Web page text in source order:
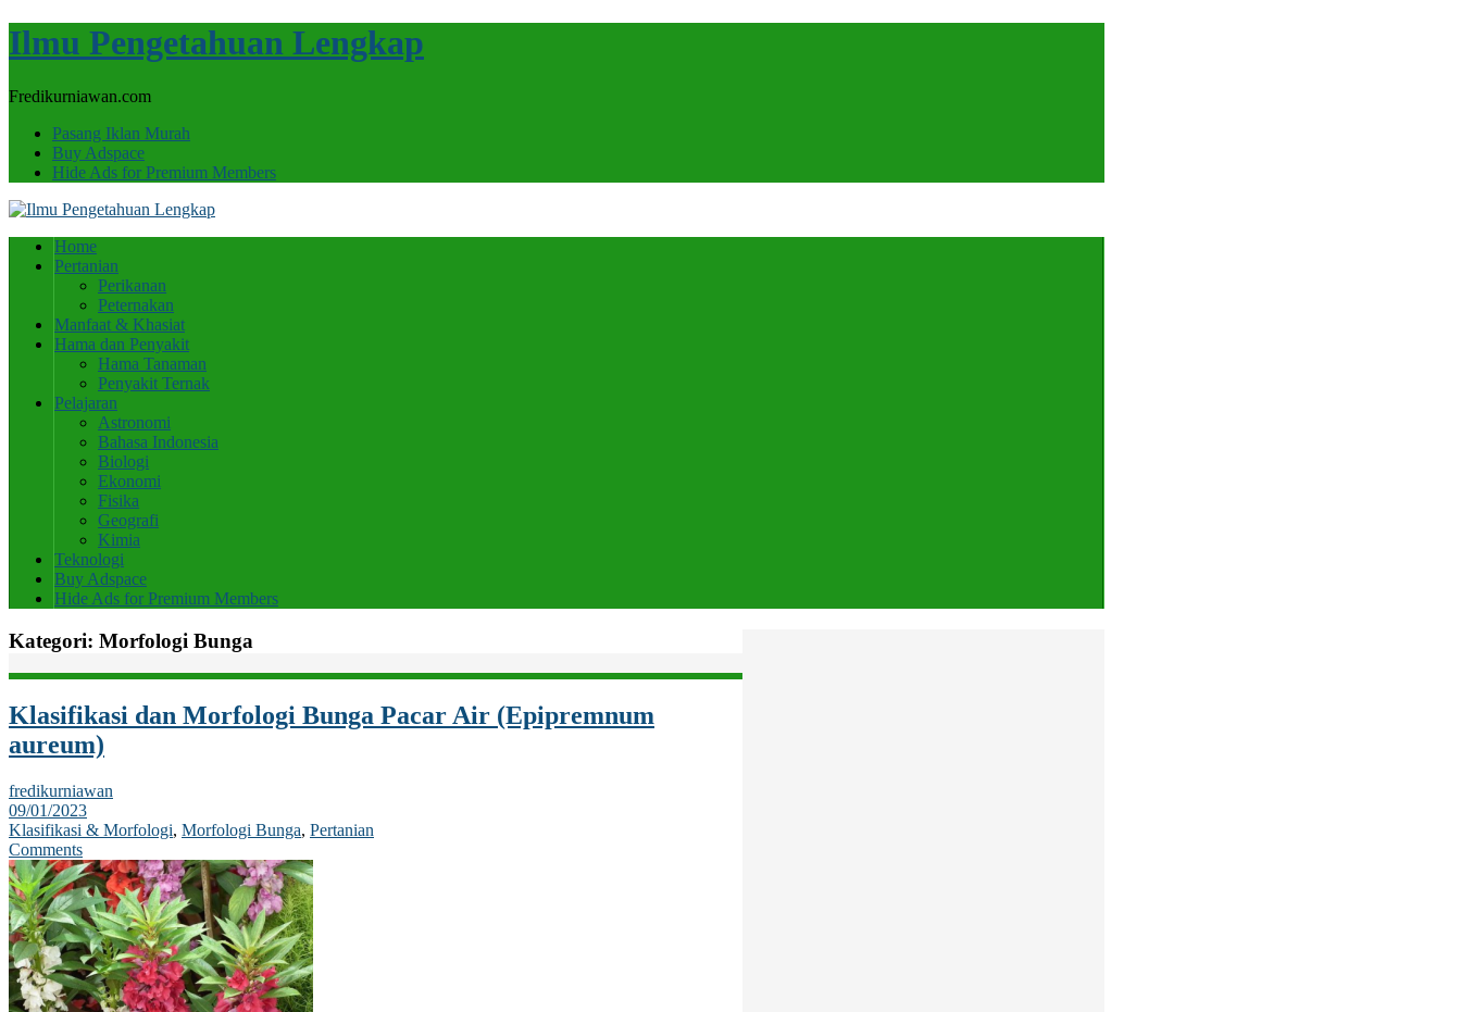
Ilmu Pengetahuan Lengkap
Fredikurniawan.com
Pasang Iklan Murah
Buy Adspace
Hide Ads for Premium Members
Home
Pertanian
Perikanan
Peternakan
Manfaat & Khasiat
Hama dan Penyakit
Hama Tanaman
Penyakit Ternak
Pelajaran
Astronomi
Bahasa Indonesia
Biologi
Ekonomi
Fisika
Geografi
Kimia
Teknologi
Buy Adspace
Hide Ads for Premium Members
Kategori: Morfologi Bunga
Klasifikasi dan Morfologi Bunga Pacar Air (Epipremnum
aureum)
fredikurniawan
09/01/2023
Klasifikasi & Morfologi, Morfologi Bunga, Pertanian
Comments